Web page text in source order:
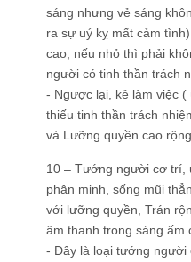
sáng nhưng vẻ sáng
ra sự uý kỵ mất cảm
cao, nếu nhỏ thì phải
người có tinh thần trách
- Ngược lại, kẻ làm việc
thiếu tinh thần trách
và Lưỡng quyền cao
10 – Tướng người cơ trí,
phân minh, sống mũi
với lưỡng quyền, Trán
âm thanh trong sáng ấm
- Đây là loại tướng người